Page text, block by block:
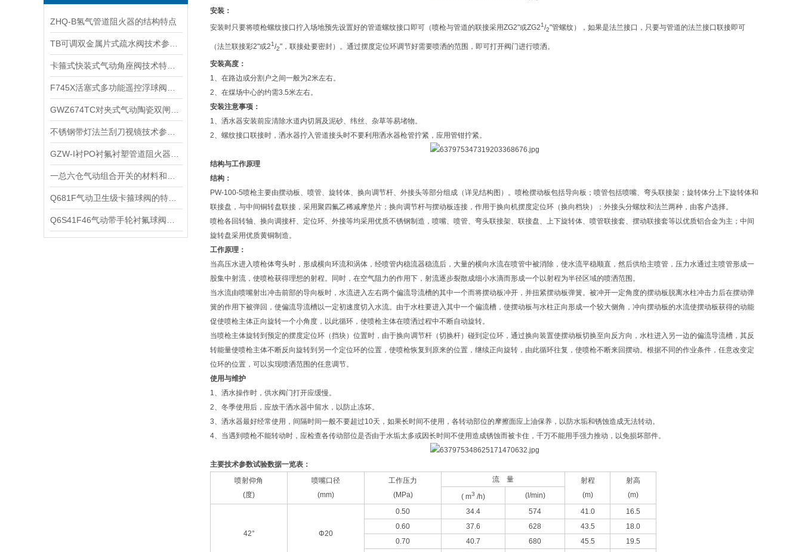
​ZHQ-B氢气管道阻火器的结构特点
安装：
安装时只要将喷枪螺纹接口拧入场地预先设置好的管道螺纹接口即可（喷枪与管道的联接采用ZG2"或ZG21/2"管螺纹），如果是法兰接口，只要与管道的法兰接口联接即可
（法兰联接彩2"或21/2"，联接处要密封）。通过摆度定位环调节好需要喷洒的范围，即可打开阀门进行喷洒。
安装高度：
1、在路边或分割户之间一般为2米左右。
2、在煤场中心的约需3.5米左右。
安装注意事项：
1、洒水器安装前应清除水道内切屑及泥砂、纬丝、杂草等易堵物。
2、螺纹接口联接时，洒水器拧入管道接头时不要利用洒水器枪管拧紧，应用管钳拧紧。
结构与工作原理
结构：
PW-100-5喷枪主要由摆动板、喷管、旋转体、换向调节杆、外接头等部分组成（详见结构图）。喷枪摆动板包括导向板；喷管包括喷嘴、弯头联接架；旋转体分上下旋转体和
联接盘，与中间铜转盘联接，采用聚四氟乙稀减摩垫片；换向调节杆与摆动板连接，作用于换向机摆度定位环（换向档块）；外接头分螺纹和法兰两种，由客户选择。
喷枪各回转轴、换向调接杆、定位环、外接等均采用优质不锈钢制造，喷嘴、喷管、弯头联接架、联接盘、上下旋转体、喷管联接套、摆动联接套等以优质铝合金为主；中间
旋转盘采用优质黄铜制造。
工作原理：
当高压水进入喷枪体弯头时，形成横向环流和涡体，经喷管内稳流器稳流后，大量的横向水流在喷管中被消除，使水流平稳顺直，然后供给主喷管，压力水通过主喷管形成一
股集中射流，使喷枪获得理想的射程。同时，在空气阻力的作用下，射流逐步裂散成细小水滴而形成一个以射程为半径区域的喷洒范围。
当水流由喷嘴射出冲击前部的导向板时，水流进入左右两个偏流导流槽的其中一个而将摆动板冲开，并扭紧摆动板弹簧。被冲开一定角度的摆动板脱离水柱冲击力后在摆动弹
簧的作用下被弹回，使偏流导流槽以一定初速度切入水流。由于水柱要进入其中一个偏流槽，使摆动板与水柱正向形成一个较大侧角，冲向摆动板的水流使摆动板获得的动能
促使喷枪主体正向旋转一个小角度，以此循环，使喷枪主体在喷洒过程中不断自动旋转。
当喷枪主体旋转到预定的摆度定位环（挡块）位置时，由于换向调节杆（切换杆）碰到定位环，通过换向装置使摆动板切换至向反方向，水柱进入另一边的偏流导流槽，其反
转能量使喷枪主体不断反向旋转到另一个定位环的位置，使喷枪恢复到原来的位置，继续正向旋转，由此循环往复，使喷枪不断来回摆动。根据不同的作业条件，任意改变定
位环的位置，可以实现喷洒范围的任意调节。
使用与维护
1、洒水操作时，供水阀门打开应缓慢。
2、冬季使用后，应放干洒水器中留水，以防止冻坏。
3、洒水器最好经常使用，间隔时间一般不要超过10天，如果长时间不使用，各转动部位的摩擦面应上油保养，以防水垢和锈蚀造成无法转动。
4、当遇到喷枪不能转动时，应检查各传动部位是否由于水垢太多或因长时间不使用造成锈蚀而被卡住，千万不能用手强力推动，以免损坏部件。
主要技术参数试验数据一览表：
喷射仰角
(度)
喷嘴口径
(mm)
工作压力
(MPa)
流 量
射程
(m)
射高
(m)
( m3 /h) (l/min)
42° Φ20
0.50 34.4 574 41.0
16.5
0.60
37.6 628 43.5
18.0
0.70
40.7 680 45.5
19.5